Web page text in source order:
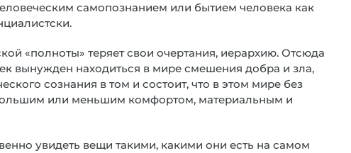
самопознанием или бытием человека как
«полноты» теряет свои очертания, иерархию. Отсюда
вынужден находиться в мире смешения добра и зла,
сознания в том и состоит, что в этом мире без
или меньшим комфортом, материальным и
увидеть вещи такими, какими они есть на самом